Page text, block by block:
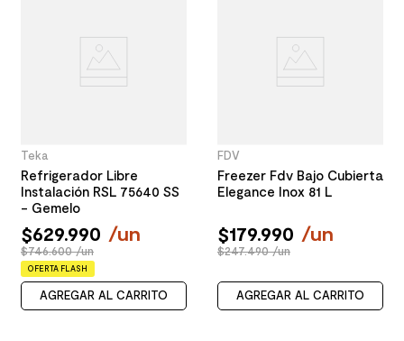
Teka
Refrigerador Libre
Instalación RSL 75640 SS
- Gemelo
$629.990 /un
$746.600 /un
OFERTA FLASH
AGREGAR AL CARRITO
FDV
Freezer Fdv Bajo Cubierta
Elegance Inox 81 L
$179.990 /un
$247.490 /un
AGREGAR AL CARRITO